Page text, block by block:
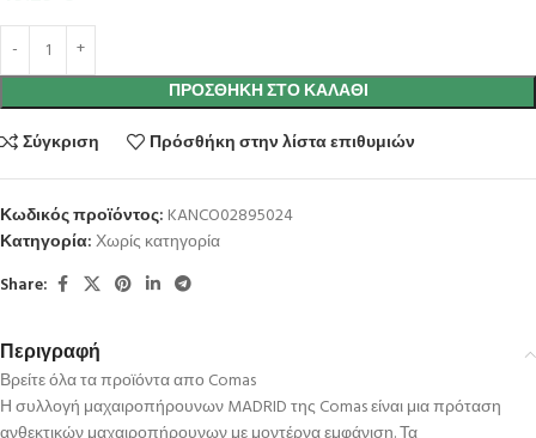
ΠΡΟΣΘΉΚΗ ΣΤΟ ΚΑΛΆΘΙ
Σύγκριση
Πρόσθήκη στην λίστα επιθυμιών
Κωδικός προϊόντος: KANCO02895024
Κατηγορία:Χωρίς κατηγορία
Share:
Περιγραφή
Βρείτε όλα τα προϊόντα απο Comas
Η συλλογή μαχαιροπήρουνων MADRID της Comas είναι μια πρόταση